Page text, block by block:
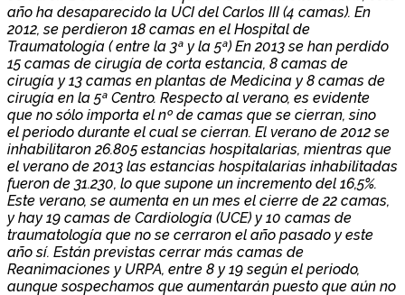
año ha desaparecido la UCI del Carlos III (4 camas). En
2012, se perdieron 18 camas en el Hospital de
Traumatología ( entre la 3ª y la 5ª) En 2013 se han perdido
15 camas de cirugía de corta estancia, 8 camas de
cirugía y 13 camas en plantas de Medicina y 8 camas de
cirugía en la 5ª Centro. Respecto al verano, es evidente
que no sólo importa el nº de camas que se cierran, sino
el periodo durante el cual se cierran. El verano de 2012 se
inhabilitaron 26.805 estancias hospitalarias, mientras que
el verano de 2013 las estancias hospitalarias inhabilitadas
fueron de 31.230, lo que supone un incremento del 16,5%.
Este verano, se aumenta en un mes el cierre de 22 camas,
y hay 19 camas de Cardiología (UCE) y 10 camas de
traumatología que no se cerraron el año pasado y este
año sí. Están previstas cerrar más camas de
Reanimaciones y URPA, entre 8 y 19 según el periodo,
aunque sospechamos que aumentarán puesto que aún no